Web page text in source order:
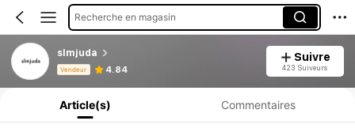
Recherche en magasin
slmjuda
Vendeur 4.84
Suivre
423 Suiveurs
Informations produit : Divulgation des prix, détails sur les ventes et le stock.
Article(s) Commentaires